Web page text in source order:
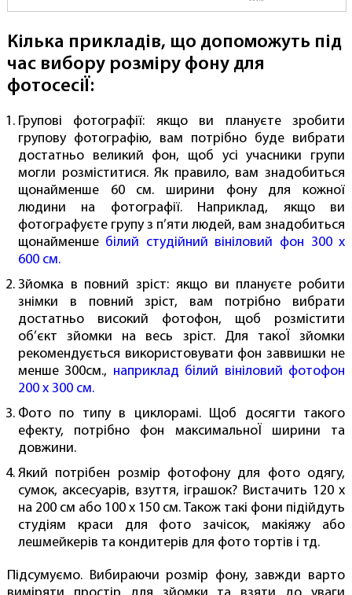
Кілька прикладів, що допоможуть під
час вибору розміру фону для
фотосесіЇ:
Групові фотографії: якщо ви плануєте зробити
групову фотографію, вам потрібно буде вибрати
достатньо великий фон, щоб усі учасники групи
могли розміститися. Як правило, вам знадобиться
щонайменше 60 см. ширини фону для кожної
людини на фотографії. Наприклад, якщо ви
фотографуєте групу з п’яти людей, вам знадобиться
щонайменше білий студійний вініловий фон 300 х
600 см.
Зйомка в повний зріст: якщо ви плануєте робити
знімки в повний зріст, вам потрібно вибрати
достатньо високий фотофон, щоб розмістити
об’єкт зйомки на весь зріст. Для такоЇ зйомки
рекомендується використовувати фон заввишки не
менше 300см., наприклад білий вініловий фотофон
200 х 300 см.
Фото по типу в циклорамі. Щоб досягти такого
ефекту, потрібно фон максимальноЇ ширини та
довжини.
Який потрібен розмір фотофону для фото одягу,
сумок, аксесуарів, взуття, іграшок? Вистачить 120 х
на 200 см або 100 х 150 см. Також такі фони підійдуть
студіям краси для фото зачісок, макіяжу або
лешмейкерів та кондитерів для фото тортів і тд.
Підсумуємо. Вибираючи розмір фону, завжди варто